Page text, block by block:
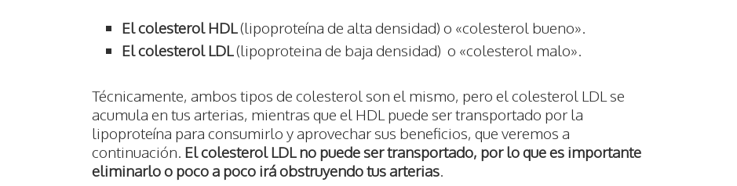
El colesterol HDL(lipoproteína de alta densidad) o «colesterol bueno».
El colesterol LDL(lipoproteina de baja densidad) o «colesterol malo».
Técnicamente, ambos tipos de colesterol son el mismo, pero el colesterol LDL se
acumula en tus arterias, mientras que el HDL puede ser transportado por la
lipoproteína para consumirlo y aprovechar sus beneficios, que veremos a
continuación. El colesterol LDL no puede ser transportado, por lo que es importante
eliminarlo o poco a poco irá obstruyendo tus arterias.